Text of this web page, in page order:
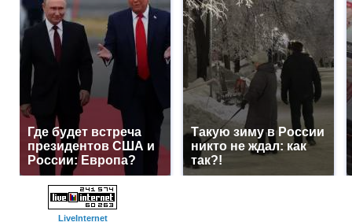
Где будет встреча
президентов США и
России: Европа?
Такую зиму в России
никто не ждал: как
так?!
LiveInternet